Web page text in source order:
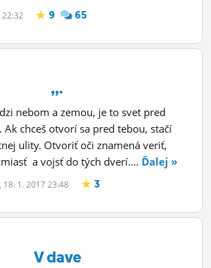
22:32 9 65
,,.
nebom a zemou, je to svet pred
Ak chceš otvorí sa pred tebou, stačí
ulity. Otvoriť oči znamená veriť,
a vojsť do tých dverí.... Ďalej »
, 18. 1. 2017 23:48 3
V dave